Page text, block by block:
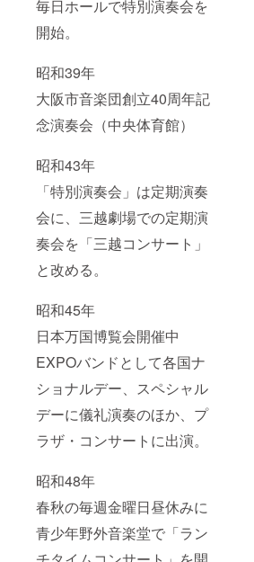
毎日ホールで特別演奏会を
開始。
昭和39年
大阪市音楽団創立40周年記
念演奏会（中央体育館）
昭和43年
「特別演奏会」は定期演奏
会に、三越劇場での定期演
奏会を「三越コンサート」
と改める。
昭和45年
日本万国博覧会開催中
EXPOバンドとして各国ナ
ショナルデー、スペシャル
デーに儀礼演奏のほか、プ
ラザ・コンサートに出演。
昭和48年
春秋の毎週金曜日昼休みに
青少年野外音楽堂で「ラン